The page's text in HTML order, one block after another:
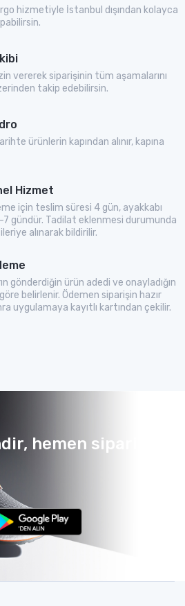
hizmetiyle İstanbul dışından kolayca
vererek siparişinin tüm aşamalarını
takip edebilirsin.
ürünlerin kapından alınır, kapına
Hizmet
için teslim süresi 4 gün, ayakkabı
7 gündür. Tadilat eklenmesi durumunda
alınarak bildirilir.
gönderdiğin ürün adedi ve onayladığın
belirlenir. Ödemen siparişin hazır
uygulamaya kayıtlı kartından çekilir.
hemen sipariş